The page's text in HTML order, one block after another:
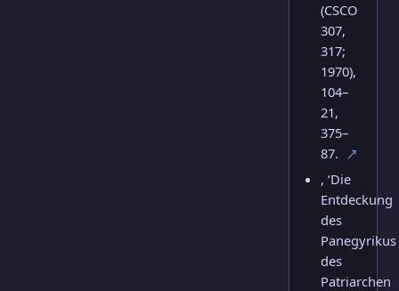
(CSCO
307,
317;
1970),
104–
21,
375–
87.
↗
, ‘Die
Entdeckung
des
Panegyrikus
des
Patriarchen